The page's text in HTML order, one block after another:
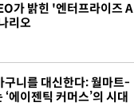
가 밝힌 '엔터프라이즈 A
리오
니를 대신한다: 월마트-
에이젠틱 커머스’의 시대